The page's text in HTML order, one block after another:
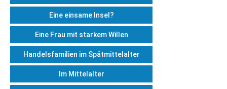
Eine einsame Insel?
Eine Frau mit starkem Willen
Handelsfamilien im Spätmittelalter
Im Mittelalter